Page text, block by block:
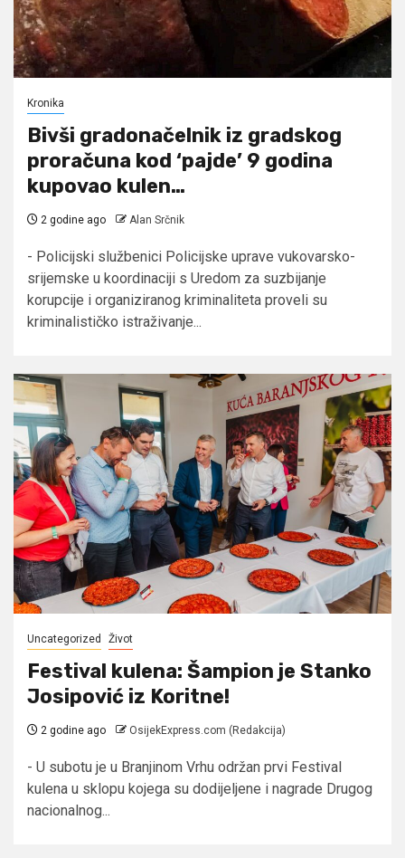
Kronika
Bivši gradonačelnik iz gradskog
proračuna kod ‘pajde’ 9 godina
kupovao kulen…
2 godine ago Alan Srčnik
- Policijski službenici Policijske uprave vukovarsko-
srijemske u koordinaciji s Uredom za suzbijanje
korupcije i organiziranog kriminaliteta proveli su
kriminalističko istraživanje...
Uncategorized Život
Festival kulena: Šampion je Stanko
Josipović iz Koritne!
2 godine ago OsijekExpress.com (Redakcija)
- U subotu je u Branjinom Vrhu održan prvi Festival
kulena u sklopu kojega su dodijeljene i nagrade Drugog
nacionalnog...